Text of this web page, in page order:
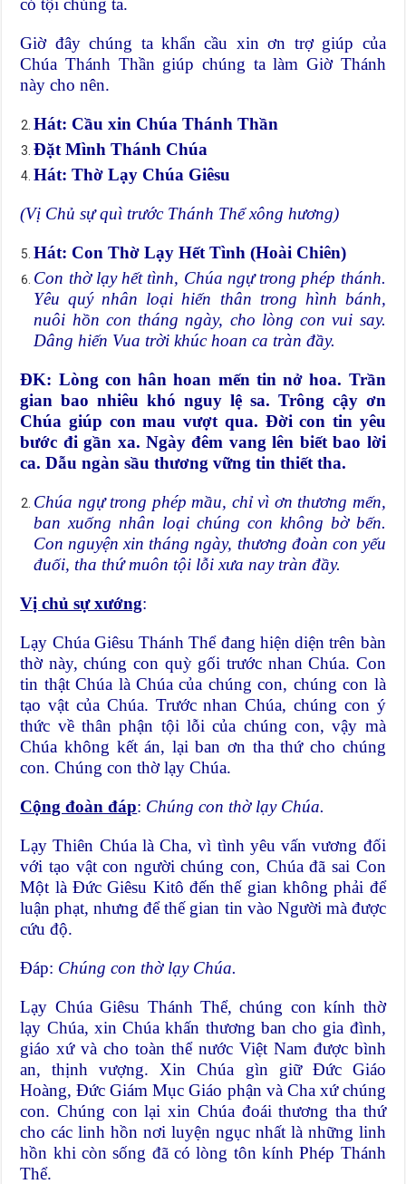
Giờ đây chúng ta khẩn cầu xin ơn trợ giúp của
Chúa Thánh Thần giúp chúng ta làm Giờ Thánh
này cho nên.
Hát: Cầu xin Chúa Thánh Thần
Đặt Mình Thánh Chúa
Hát: Thờ Lạy Chúa Giêsu
(Vị Chủ sự quì trước Thánh Thể xông hương)
Hát: Con Thờ Lạy Hết Tình (Hoài Chiên)
Con thờ lạy hết tình, Chúa ngự trong phép thánh.
Yêu quý nhân loại hiến thân trong hình bánh,
nuôi hồn con tháng ngày, cho lòng con vui say.
Dâng hiến Vua trời khúc hoan ca tràn đầy.
ÐK: Lòng con hân hoan mến tin nở hoa. Trần
gian bao nhiêu khó nguy lệ sa. Trông cậy ơn
Chúa giúp con mau vượt qua. Ðời con tin yêu
bước đi gần xa. Ngày đêm vang lên biết bao lời
ca. Dẫu ngàn sầu thương vững tin thiết tha.
Chúa ngự trong phép mầu, chỉ vì ơn thương mến,
ban xuống nhân loại chúng con không bờ bến.
Con nguyện xin tháng ngày, thương đoàn con yếu
đuối, tha thứ muôn tội lỗi xưa nay tràn đầy.
Vị chủ sự xướng:
Lạy Chúa Giêsu Thánh Thể đang hiện diện trên bàn
thờ này, chúng con quỳ gối trước nhan Chúa. Con
tin thật Chúa là Chúa của chúng con, chúng con là
tạo vật của Chúa. Trước nhan Chúa, chúng con ý
thức về thân phận tội lỗi của chúng con, vậy mà
Chúa không kết án, lại ban ơn tha thứ cho chúng
con. Chúng con thờ lạy Chúa.
Cộng đoàn đáp: Chúng con thờ lạy Chúa.
Lạy Thiên Chúa là Cha, vì tình yêu vấn vương đối
với tạo vật con người chúng con, Chúa đã sai Con
Một là Đức Giêsu Kitô đến thế gian không phải để
luận phạt, nhưng để thế gian tin vào Người mà được
cứu độ.
Đáp: Chúng con thờ lạy Chúa.
Lạy Chúa Giêsu Thánh Thể, chúng con kính thờ
lạy Chúa, xin Chúa khấn thương ban cho gia đình,
giáo xứ và cho toàn thể nước Việt Nam được bình
an, thịnh vượng. Xin Chúa gìn giữ Ðức Giáo
Hoàng, Ðức Giám Mục Giáo phận và Cha xứ chúng
con. Chúng con lại xin Chúa đoái thương tha thứ
cho các linh hồn nơi luyện ngục nhất là những linh
hồn khi còn sống đã có lòng tôn kính Phép Thánh
Thể.